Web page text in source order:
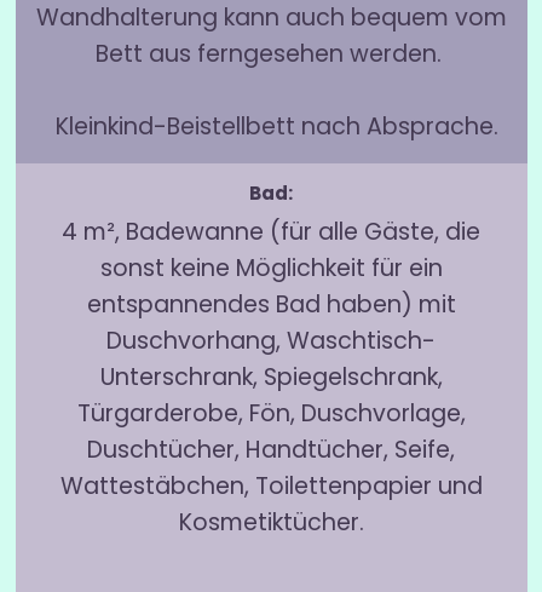
Wandhalterung kann auch bequem vom
Bett aus ferngesehen werden.
Kleinkind-Beistellbett nach Absprache.
Bad:
4 m², Badewanne (für alle Gäste, die
sonst keine Möglichkeit für ein
entspannendes Bad haben) mit
Duschvorhang, Waschtisch-
Unterschrank, Spiegelschrank,
Türgarderobe, Fön, Duschvorlage,
Duschtücher, Handtücher, Seife,
Wattestäbchen, Toilettenpapier und
Kosmetiktücher.